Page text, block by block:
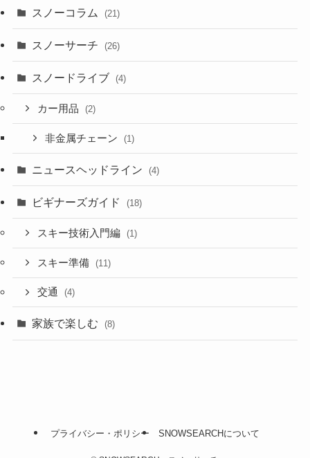
スノーコラム (21)
スノーサーチ (26)
スノードライブ (4)
カー用品 (2)
非金属チェーン (1)
ニュースヘッドライン (4)
ビギナーズガイド (18)
スキー技術入門編 (1)
スキー準備 (11)
交通 (4)
家族で楽しむ (8)
プライバシー・ポリシー SNOWSEARCHについて